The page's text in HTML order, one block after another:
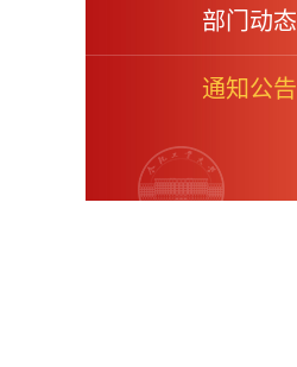
部门动态
通知公告